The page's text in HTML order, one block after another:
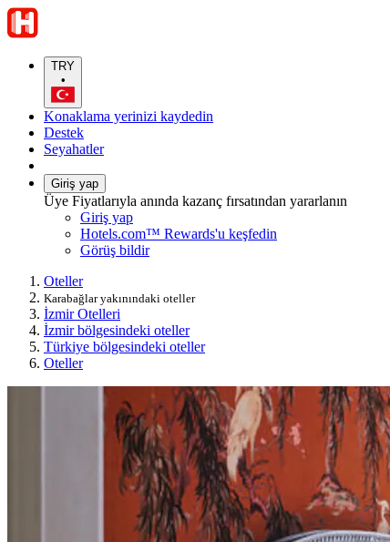
TRY
•
Konaklama yerinizi kaydedin
Destek
Seyahatler
Giriş yap
Üye Fiyatlarıyla anında kazanç fırsatından yararlanın
Giriş yap
Hotels.com™ Rewards'u keşfedin
Görüş bildir
Oteller
Karabağlar yakınındaki oteller
İzmir Otelleri
İzmir bölgesindeki oteller
Türkiye bölgesindeki oteller
Oteller